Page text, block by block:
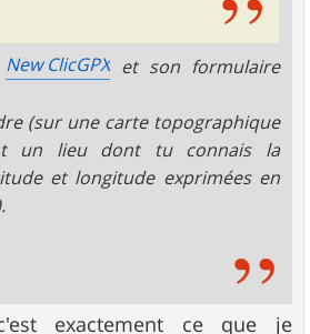
New ClicGPXet son formulaire
(sur une carte topographique
un lieu dont tu connais la
et longitude exprimées en
exactement ce que je